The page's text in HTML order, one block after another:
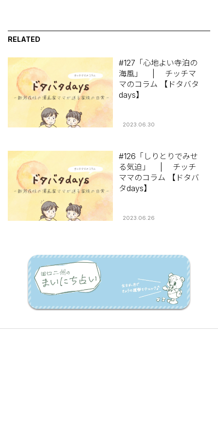
RELATED
#127「心地よい寺泊の
海風」 | チッチマ
マのコラム 【ドタバタ
days】
2023.06.30
#126「しりとりでみせ
る気迫」 | チッチ
ママのコラム 【ドタバ
タdays】
2023.06.26